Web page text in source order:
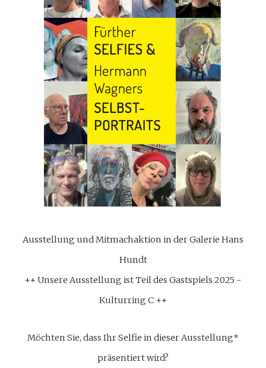
Ausstellung und Mitmachaktion in der Galerie Hans
Hundt
++ Unsere Ausstellung ist Teil des Gastspiels 2025 -
Kulturring C ++
Möchten Sie, dass Ihr Selfie in dieser Ausstellung*
präsentiert wird?